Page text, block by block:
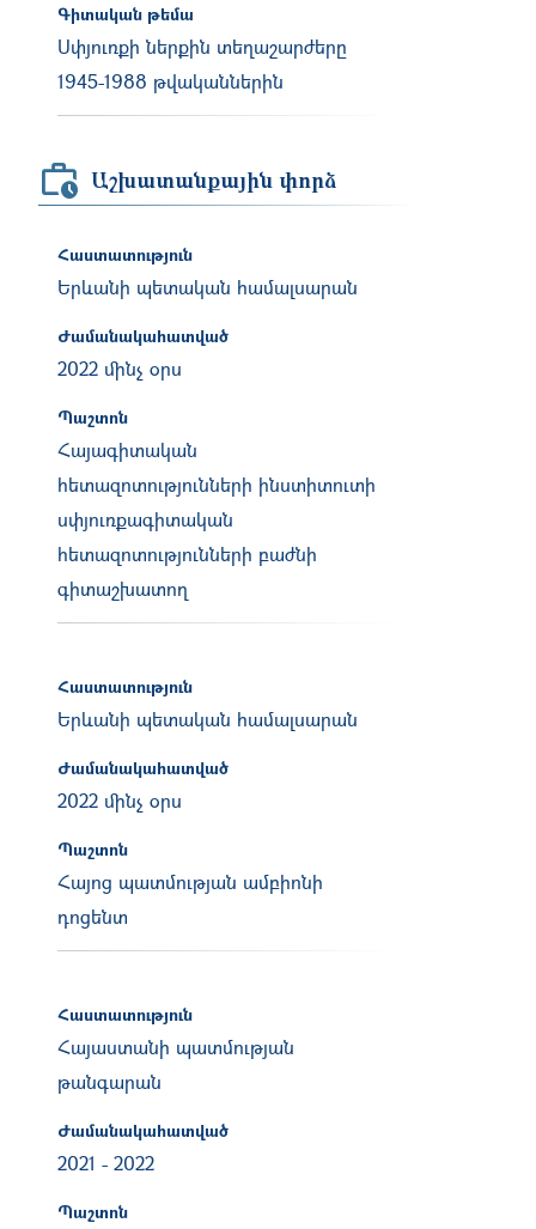
Գիտական թեմա
Սփյուռքի ներքին տեղաշարժերը
1945-1988 թվականներին
Աշխատանքային փորձ
Հաստատություն
Երևանի պետական համալսարան
Ժամանակահատված
2022 մինչ օրս
Պաշտոն
Հայագիտական
հետազոտությունների ինստիտուտի
սփյուռքագիտական
հետազոտությունների բաժնի
գիտաշխատող
Հաստատություն
Երևանի պետական համալսարան
Ժամանակահատված
2022 մինչ օրս
Պաշտոն
Հայոց պատմության ամբիոնի
դոցենտ
Հաստատություն
Հայաստանի պատմության
թանգարան
Ժամանակահատված
2021 - 2022
Պաշտոն